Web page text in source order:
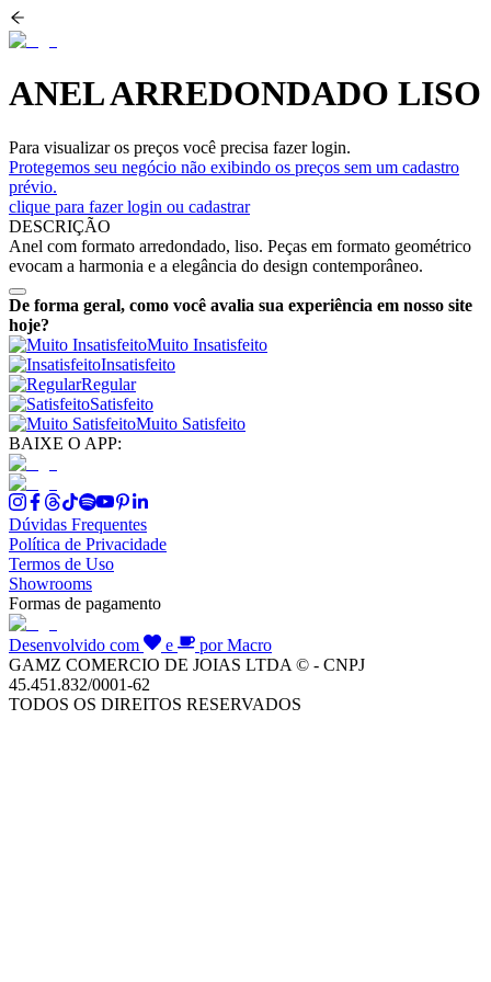
ANEL ARREDONDADO LISO
Para visualizar os preços você precisa fazer login.
Protegemos seu negócio não exibindo os preços sem um cadastro
prévio.
clique para fazer login ou cadastrar
DESCRIÇÃO
Anel com formato arredondado, liso. Peças em formato geométrico
evocam a harmonia e a elegância do design contemporâneo.
De forma geral, como você avalia sua experiência em nosso site
hoje?
Muito Insatisfeito
Insatisfeito
Regular
Satisfeito
Muito Satisfeito
BAIXE O APP:
Dúvidas Frequentes
Política de Privacidade
Termos de Uso
Showrooms
Formas de pagamento
Desenvolvido com e
por Macro
GAMZ COMERCIO DE JOIAS LTDA © - CNPJ
45.451.832/0001-62
TODOS OS DIREITOS RESERVADOS